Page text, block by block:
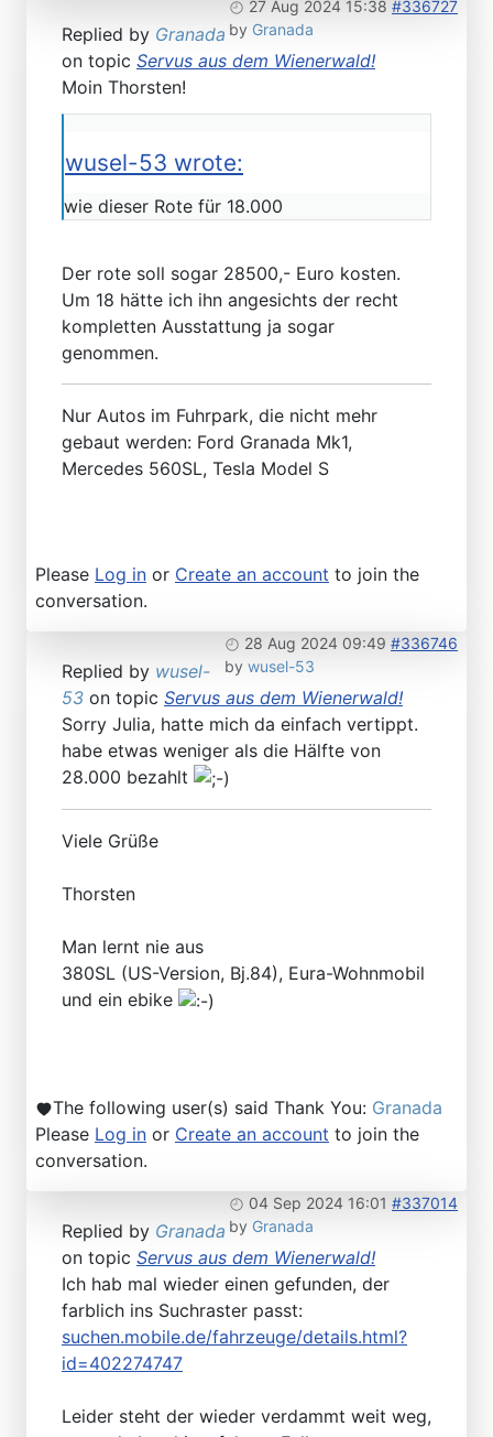
27 Aug 2024 15:38 #336727
by Granada
Replied by Granada
on topic Servus aus dem Wienerwald!
Moin Thorsten!
wusel-53 wrote:
wie dieser Rote für 18.000
Der rote soll sogar 28500,- Euro kosten.
Um 18 hätte ich ihn angesichts der recht
kompletten Ausstattung ja sogar
genommen.
Nur Autos im Fuhrpark, die nicht mehr
gebaut werden: Ford Granada Mk1,
Mercedes 560SL, Tesla Model S
Please Log in or Create an account to join the
conversation.
28 Aug 2024 09:49 #336746
by wusel-53
Replied by wusel-
53 on topic Servus aus dem Wienerwald!
Sorry Julia, hatte mich da einfach vertippt.
habe etwas weniger als die Hälfte von
28.000 bezahlt
Viele Grüße
Thorsten
Man lernt nie aus
380SL (US-Version, Bj.84), Eura-Wohnmobil
und ein ebike
The following user(s) said Thank You: Granada
Please Log in or Create an account to join the
conversation.
04 Sep 2024 16:01 #337014
by Granada
Replied by Granada
on topic Servus aus dem Wienerwald!
Ich hab mal wieder einen gefunden, der
farblich ins Suchraster passt:
suchen.mobile.de/fahrzeuge/details.html?
id=402274747
Leider steht der wieder verdammt weit weg,